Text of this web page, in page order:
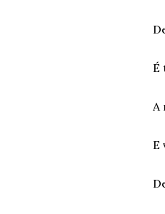
É
A
E